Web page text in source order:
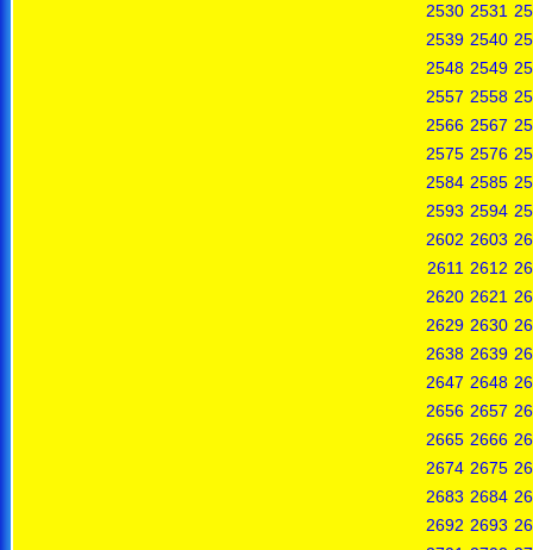
2530 2531
2539 2540
2548 2549
2557 2558
2566 2567
2575 2576
2584 2585
2593 2594
2602 2603
2611 2612
2620 2621
2629 2630
2638 2639
2647 2648
2656 2657
2665 2666
2674 2675
2683 2684
2692 2693